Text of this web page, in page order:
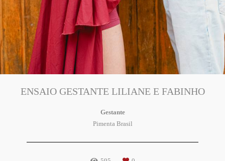
ENSAIO GESTANTE LILIANE E FABINHO
Gestante
Pimenta Brasil